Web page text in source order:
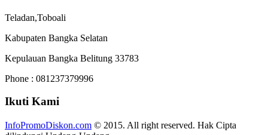
Teladan,Toboali
Kabupaten Bangka Selatan
Kepulauan Bangka Belitung 33783
Phone : 081237379996
Ikuti Kami
InfoPromoDiskon.com © 2015. All right reserved. Hak Cipta